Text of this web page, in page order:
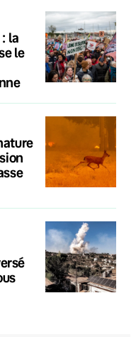
la
le